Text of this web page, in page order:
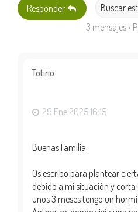
Responder
3 mensajes •
Totirio
29 Ene 2025 16:15
Buenas Familia.
Os escribo para plantear
debido a mi situación y corta
unos 3 meses tengo un